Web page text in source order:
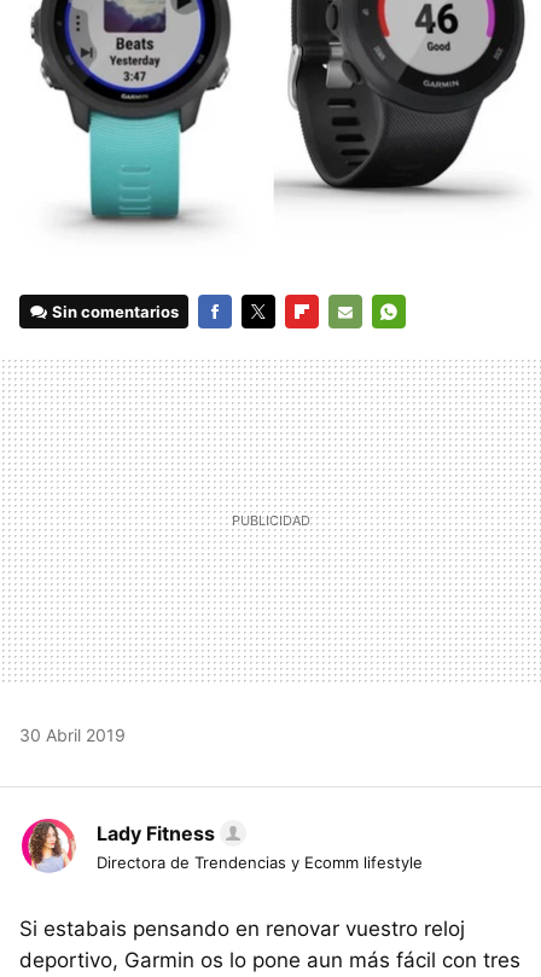
Sin comentarios
MAIL
30 Abril 2019
Lady Fitness
Directora de Trendencias y Ecomm lifestyle
Si estabais pensando en renovar vuestro reloj
deportivo, Garmin os lo pone aun más fácil con tres